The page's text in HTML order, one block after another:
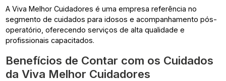
A Viva Melhor Cuidadores é uma empresa referência no
segmento de cuidados para idosos e acompanhamento pós-
operatório, oferecendo serviços de alta qualidade e
profissionais capacitados.
Benefícios de Contar com os Cuidados
da Viva Melhor Cuidadores